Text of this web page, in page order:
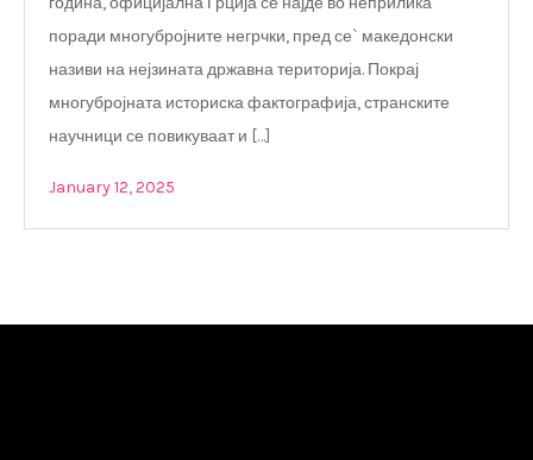
поради многубројните негрчки, пред се` македонски
називи на нејзината државна територија. Покрај
многубројната историска фактографија, странските
научници се повикуваат и […]
January 12, 2025